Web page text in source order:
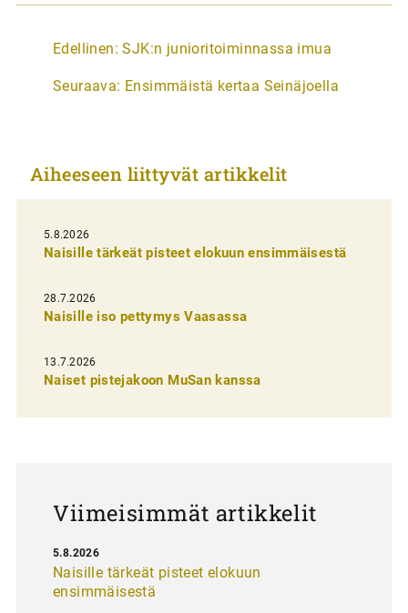
A
t
k
e
l
i
e
n
e
Edellinen: SJK:n junioritoiminnassa imua
Seuraava: Ensimmäistä kertaa Seinäjoella
Aiheeseen liittyvät artikkelit
5.8.2026
Naisille tärkeät pisteet elokuun ensimmäisestä
28.7.2026
Naisille iso pettymys Vaasassa
13.7.2026
Naiset pistejakoon MuSan kanssa
Viimeisimmät artikkelit
Naisille tärkeät pisteet elokuun
ensimmäisestä
5.8.2026